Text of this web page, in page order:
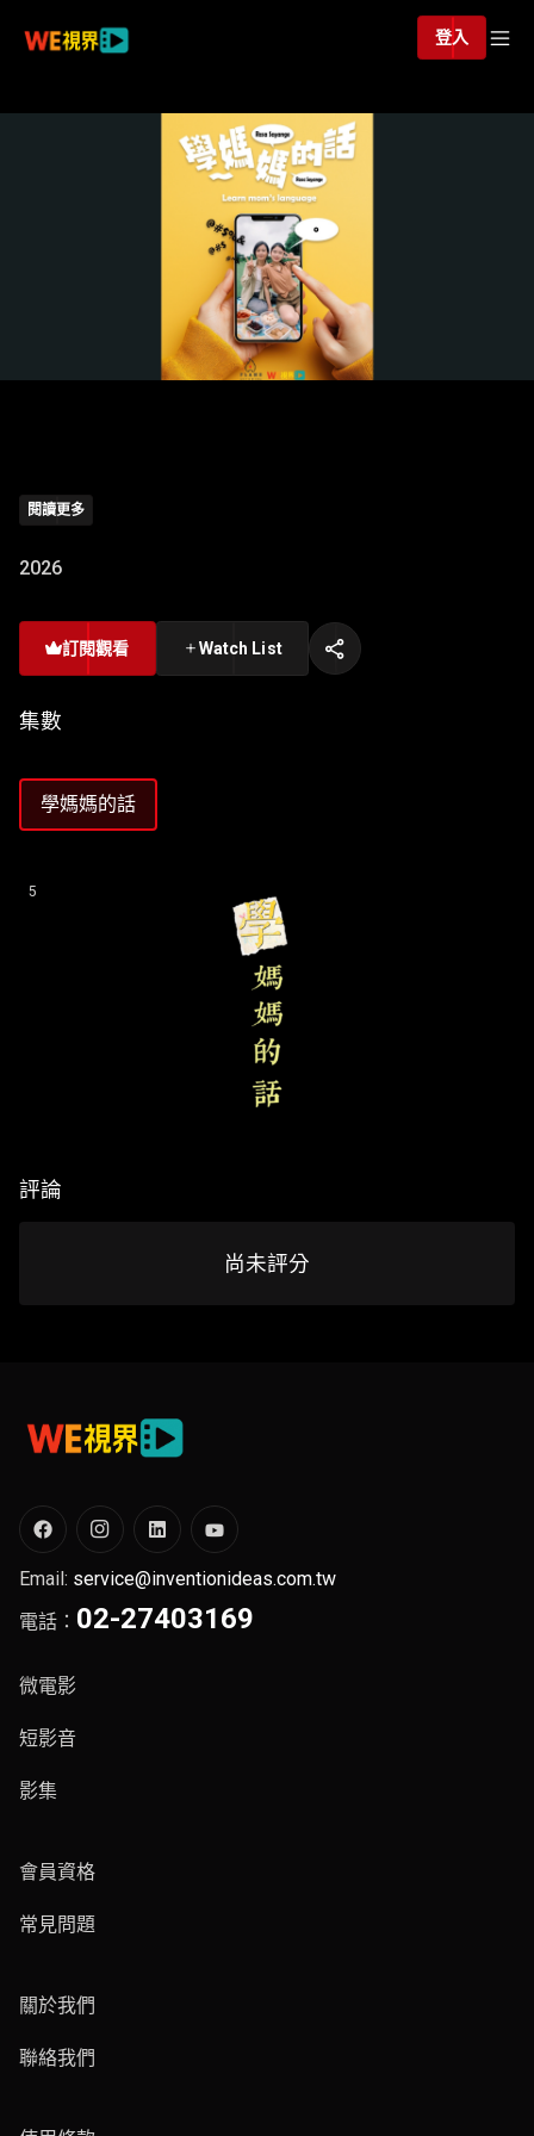
登入
閱讀更多
2026
訂閱觀看 Watch List
集數
學媽媽的話
5
評論
尚未評分
Email: service@inventionideas.com.tw
電話： 02-27403169
微電影
短影音
影集
會員資格
常見問題
關於我們
聯絡我們